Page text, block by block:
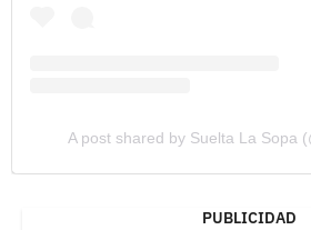
A post shared by Suelta La Sopa
PUBLICIDAD